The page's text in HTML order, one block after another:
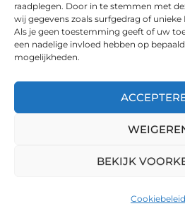
raadplegen. Door in te stemmen met
wij gegevens zoals surfgedrag of unieke
Als je geen toestemming geeft of uw
een nadelige invloed hebben op
mogelijkheden.
BEKIJK
Cookiebeleid
/